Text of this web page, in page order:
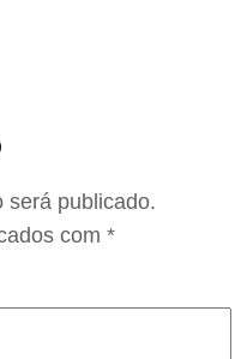
será publicado.
com *